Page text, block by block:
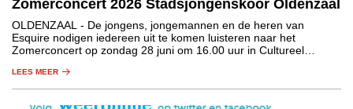
Zomerconcert 2026 Stadsjongenskoor Oldenzaal
OLDENZAAL - De jongens, jongemannen en de heren van
Esquire nodigen iedereen uit te komen luisteren naar het
Zomerconcert op zondag 28 juni om 16.00 uur in Cultureel
LEES MEER